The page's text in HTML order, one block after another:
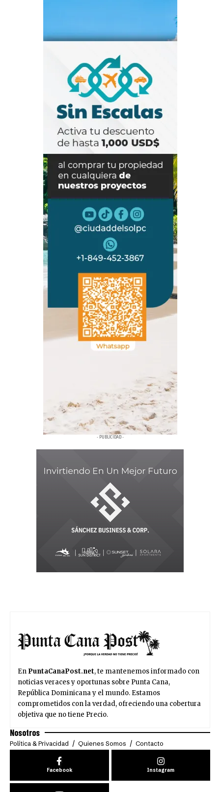
- PUBLICIDAD -
En PuntaCanaPost.net, te mantenemos informado con
noticias veraces y oportunas sobre Punta Cana,
República Dominicana y el mundo. Estamos
comprometidos con la verdad, ofreciendo una cobertura
objetiva que no tiene Precio.
Nosotros
Política & Privacidad Quienes Somos Contacto
Facebook Instagram